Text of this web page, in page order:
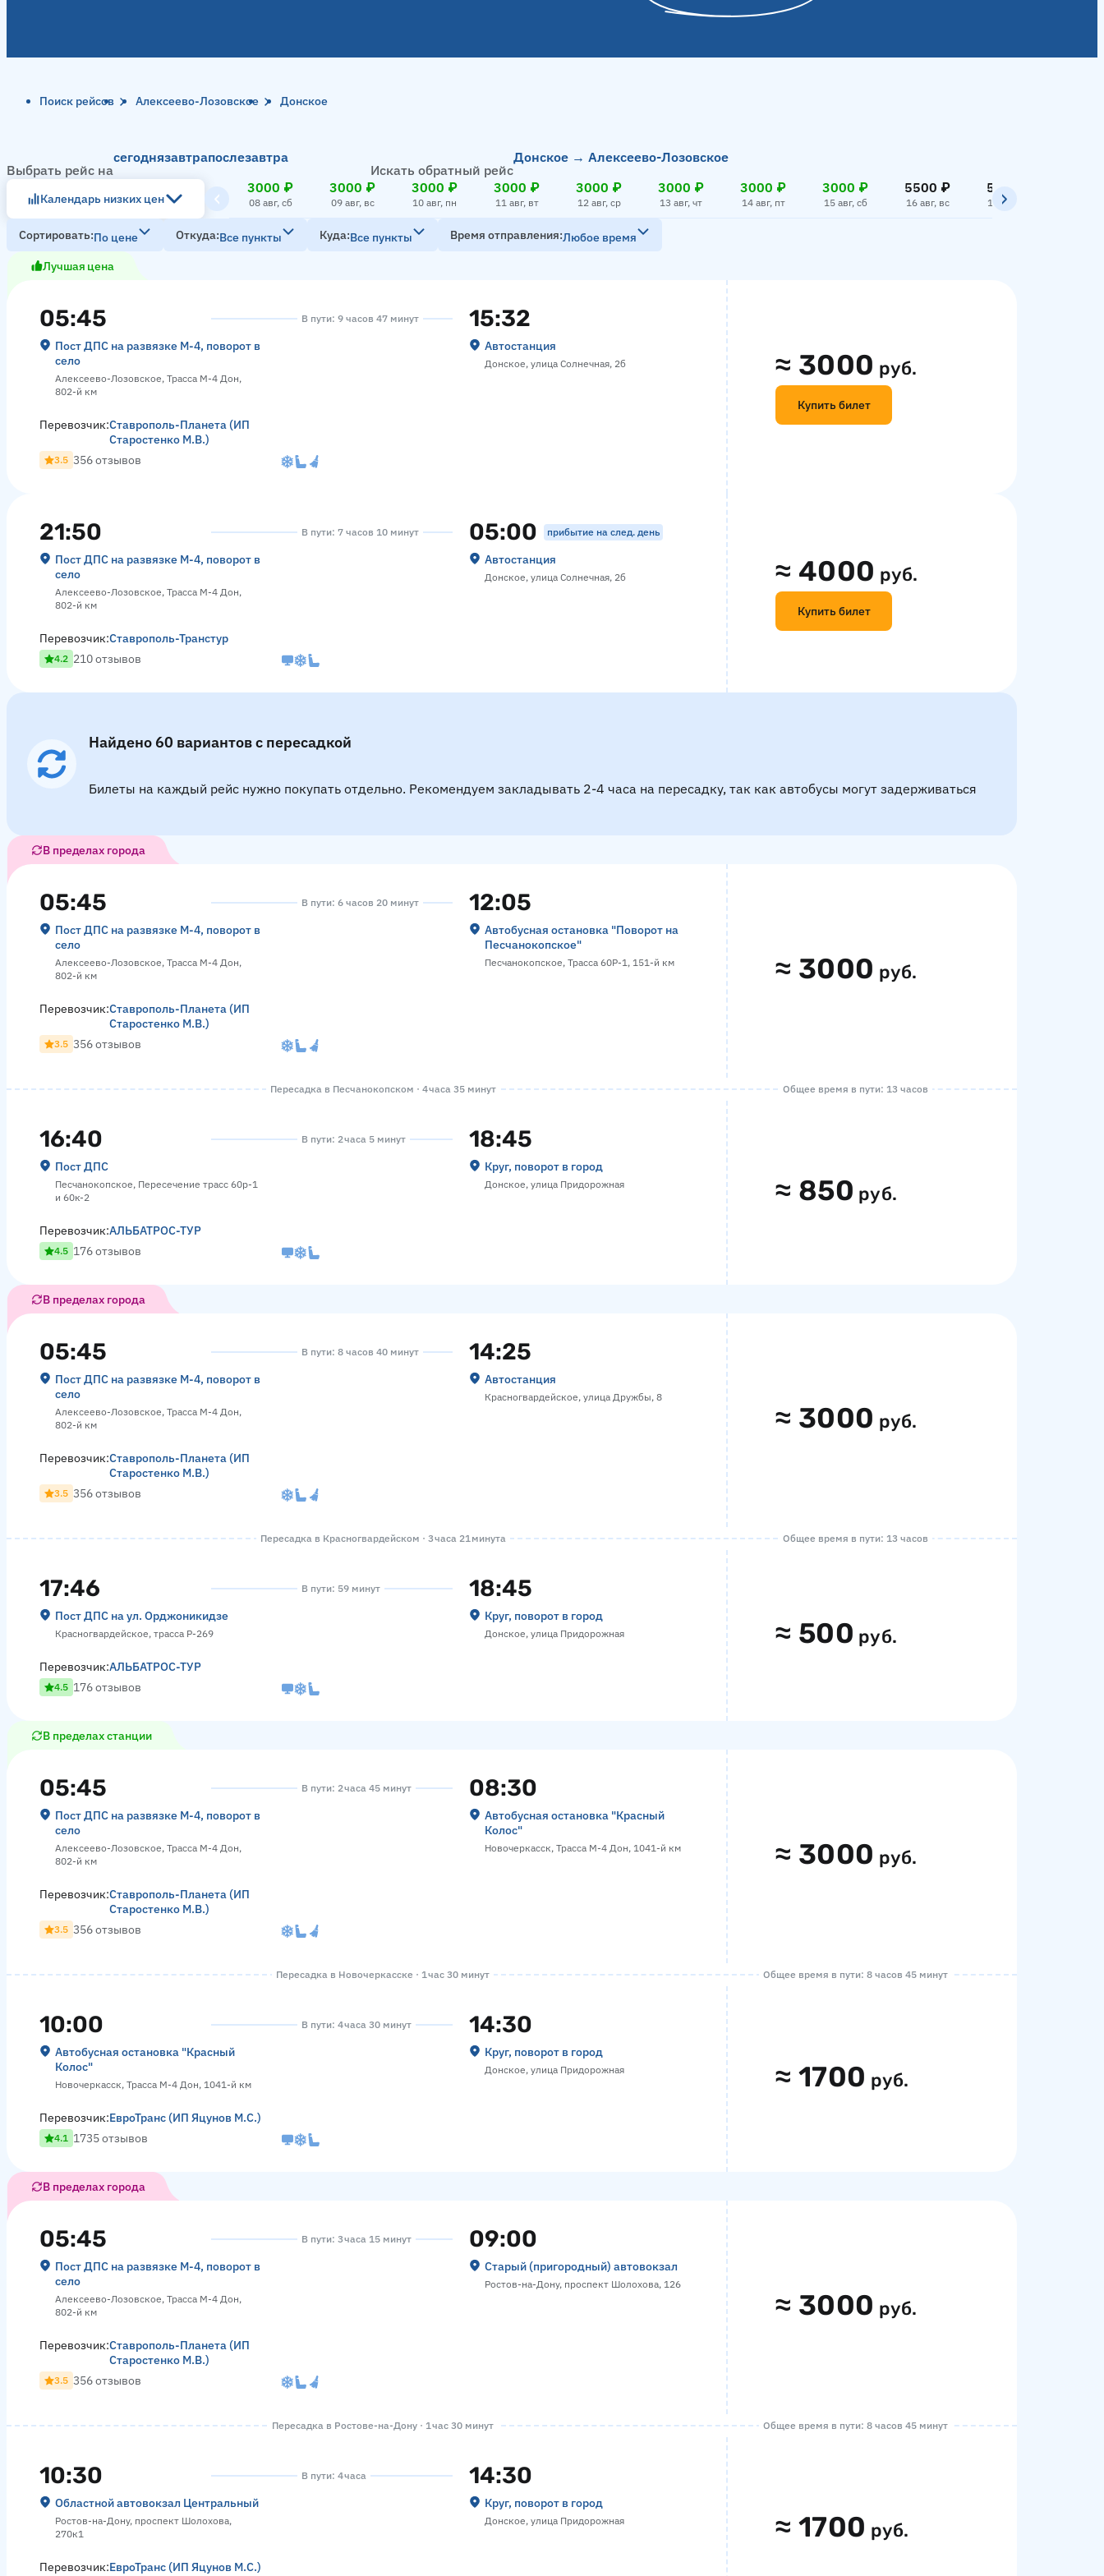
Поиск рейсов Алексеево-Лозовское Донское
Выбрать рейс на
сегоднязавтрапослезавтра
Искать обратный рейс
Донское → Алексеево-Лозовское
Календарь низких цен
3000 ₽
08 авг, сб
3000 ₽
09 авг, вс
3000 ₽
10 авг, пн
3000 ₽
11 авг, вт
3000 ₽
12 авг, ср
3000 ₽
13 авг, чт
3000 ₽
14 авг, пт
3000 ₽
15 авг, сб
5500 ₽
16 авг, вс
5000 ₽
17 авг, пн
Сортировать По цене Откуда Все пункты Куда Все пункты Время отправления Любое время
Лучшая цена
05:45
Пост ДПС на развязке М-4, поворот в
село
Алексеево-Лозовское, Трасса М-4 Дон,
802-й км
В пути: 9 часов 47 минут 15:32
Автостанция
Донское, улица Солнечная, 2б ≈ 3000 руб.
Купить билет
Перевозчик:Ставрополь-Планета (ИП
Старостенко М.В.)
3.5 356 отзывов
21:50
Пост ДПС на развязке М-4, поворот в
село
Алексеево-Лозовское, Трасса М-4 Дон,
802-й км
В пути: 7 часов 10 минут 05:00 прибытие на след. день
Автостанция
Донское, улица Солнечная, 2б ≈ 4000 руб.
Купить билет
Перевозчик:Ставрополь-Транстур
4.2 210 отзывов
Найдено 60 вариантов с пересадкой
Билеты на каждый рейс нужно покупать отдельно. Рекомендуем закладывать 2-4 часа на пересадку, так как автобусы могут задерживаться
В пределах города
05:45
Пост ДПС на развязке М-4, поворот в
село
Алексеево-Лозовское, Трасса М-4 Дон,
802-й км
В пути: 6 часов 20 минут 12:05
Автобусная остановка "Поворот на
Песчанокопское"
Песчанокопское, Трасса 60Р-1, 151-й км ≈ 3000 руб.
Перевозчик:Ставрополь-Планета (ИП
Старостенко М.В.)
3.5 356 отзывов
Пересадка в Песчанокопском · 4 часа 35 минут Общее время в пути: 13 часов
16:40
Пост ДПС
Песчанокопское, Пересечение трасс 60р-1
и 60к-2
В пути: 2 часа 5 минут 18:45
Круг, поворот в город
Донское, улица Придорожная ≈ 850 руб.
Перевозчик:АЛЬБАТРОС-ТУР
4.5 176 отзывов
В пределах города
05:45
Пост ДПС на развязке М-4, поворот в
село
Алексеево-Лозовское, Трасса М-4 Дон,
802-й км
В пути: 8 часов 40 минут 14:25
Автостанция
Красногвардейское, улица Дружбы, 8
≈ 3000 руб.
Перевозчик:Ставрополь-Планета (ИП
Старостенко М.В.)
3.5 356 отзывов
Пересадка в Красногвардейском · 3 часа 21 минута Общее время в пути: 13 часов
17:46
Пост ДПС на ул. Орджоникидзе
Красногвардейское, трасса Р-269
В пути: 59 минут 18:45
Круг, поворот в город
Донское, улица Придорожная ≈ 500 руб.
Перевозчик:АЛЬБАТРОС-ТУР
4.5 176 отзывов
В пределах станции
05:45
Пост ДПС на развязке М-4, поворот в
село
Алексеево-Лозовское, Трасса М-4 Дон,
802-й км
В пути: 2 часа 45 минут 08:30
Автобусная остановка "Красный
Колос"
Новочеркасск, Трасса М-4 Дон, 1041-й км ≈ 3000 руб.
Перевозчик:Ставрополь-Планета (ИП
Старостенко М.В.)
3.5 356 отзывов
Пересадка в Новочеркасске · 1 час 30 минут Общее время в пути: 8 часов 45 минут
10:00
Автобусная остановка "Красный
Колос"
Новочеркасск, Трасса М-4 Дон, 1041-й км
В пути: 4 часа 30 минут 14:30
Круг, поворот в город
Донское, улица Придорожная ≈1700 руб.
Перевозчик:ЕвроТранс (ИП Яцунов М.С.)
4.1 1735 отзывов
В пределах города
05:45
Пост ДПС на развязке М-4, поворот в
село
Алексеево-Лозовское, Трасса М-4 Дон,
802-й км
В пути: 3 часа 15 минут 09:00
Старый (пригородный) автовокзал
Ростов-на-Дону, проспект Шолохова, 126
≈ 3000 руб.
Перевозчик:Ставрополь-Планета (ИП
Старостенко М.В.)
3.5 356 отзывов
Пересадка в Ростове-на-Дону · 1 час 30 минут Общее время в пути: 8 часов 45 минут
10:30
Областной автовокзал Центральный
Ростов-на-Дону, проспект Шолохова,
270к1
В пути: 4 часа 14:30
Круг, поворот в город
Донское, улица Придорожная ≈1700 руб.
Перевозчик:ЕвроТранс (ИП Яцунов М.С.)